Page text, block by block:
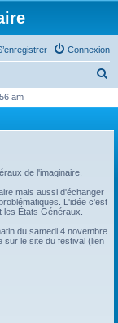
Connexion
h
am
de l'imaginaire.
mais aussi d'échanger
L'idée c'est
États Généraux.
du samedi 4 novembre
sur le site du festival (lien